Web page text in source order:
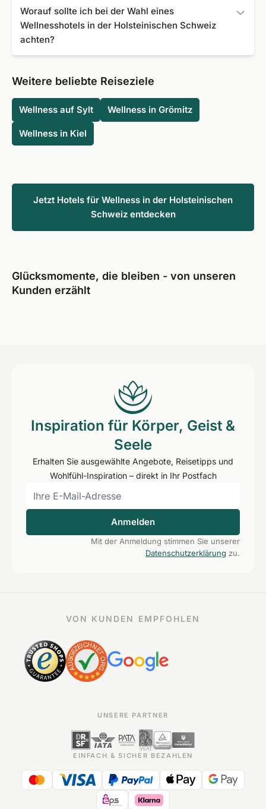
Massagen, Beautyanwendungen, Saunagängen und
Anwendungen mit Meersalz an.
Worauf sollte ich bei der Wahl eines
Wellnesshotels in der Holsteinischen Schweiz
achten?
angebotenen Anwendungen, die Lage sowie passende
Erholungsurlaub.
Weitere beliebte Reiseziele
Wellness auf Sylt Wellness in Grömitz
Wellness in Kiel
Jetzt Hotels für Wellness in der Holsteinischen
Schweiz entdecken
Glücksmomente, die bleiben - von unseren
Kunden erzählt
Inspiration für Körper, Geist &
Seele
Erhalten Sie ausgewählte Angebote, Reisetipps und
Wohlfühl-Inspiration – direkt in Ihr Postfach
Anmelden
Mit der Anmeldung stimmen Sie unserer
Datenschutzerklärung zu.
VON KUNDEN EMPFOHLEN
UNSERE PARTNER
EINFACH & SICHER BEZAHLEN